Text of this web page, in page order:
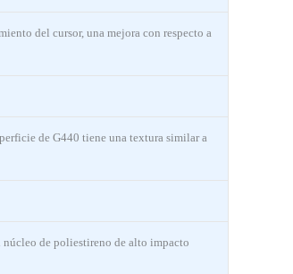
del cursor, una mejora con respecto a
de G440 tiene una textura similar a
núcleo de poliestireno de alto impacto